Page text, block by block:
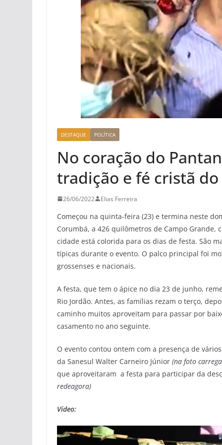
DESTAQUE POLÍTICA
No coração do
tradição e fé cristã
26/06/2022 Elias Ferreira
Começou na quinta-feira (23) e termina neste
Corumbá, a 426 quilômetros de Campo Grande,
cidade está colorida para os dias de festa. São
típicas durante o evento. O palco principal foi
grossenses e nacionais.
A festa, que tem o ápice no dia 23 de junho,
Rio Jordão. Antes, as famílias rezam o terço,
caminho muitos aproveitam para passar por
casamento no ano seguinte.
O evento contou ontem com a presença de
da Sanesul Walter Carneiro Júnior(na foto
que aproveitaram a festa para participar da
redeagora)
Vídeo:
Tocador